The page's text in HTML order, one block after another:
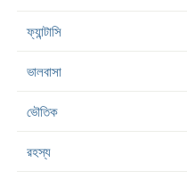
ফ্যান্টাসি
ভালবাসা
ভৌতিক
রহস্য